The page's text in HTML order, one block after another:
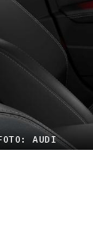
FOTO: AUDI